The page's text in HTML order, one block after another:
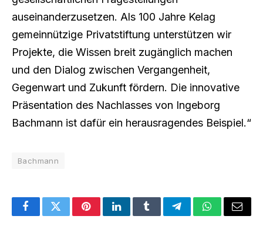
auseinanderzusetzen. Als 100 Jahre Kelag
gemeinnützige Privatstiftung unterstützen wir
Projekte, die Wissen breit zugänglich machen
und den Dialog zwischen Vergangenheit,
Gegenwart und Zukunft fördern. Die innovative
Präsentation des Nachlasses von Ingeborg
Bachmann ist dafür ein herausragendes Beispiel.“
Bachmann
FacebookTwitterPinterestLinkedInTumblrTelegramWhatsApp
Email